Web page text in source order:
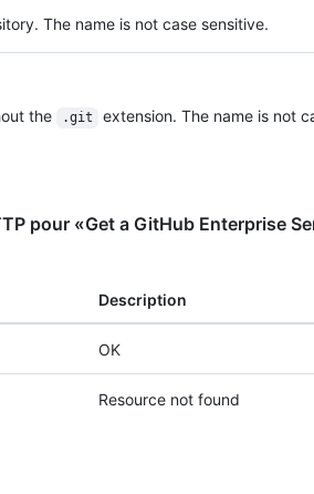
The name is not case sensitive.
the
.git
extension. The name is not
pour «Get a GitHub Enterprise
Description
OK
Resource not found